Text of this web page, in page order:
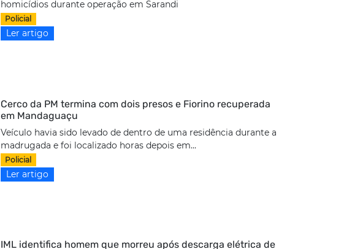
homicídios durante operação em Sarandi
Policial
Ler artigo
Cerco da PM termina com dois presos e Fiorino recuperada
em Mandaguaçu
Veículo havia sido levado de dentro de uma residência durante a
madrugada e foi localizado horas depois em...
Policial
Ler artigo
IML identifica homem que morreu após descarga elétrica de